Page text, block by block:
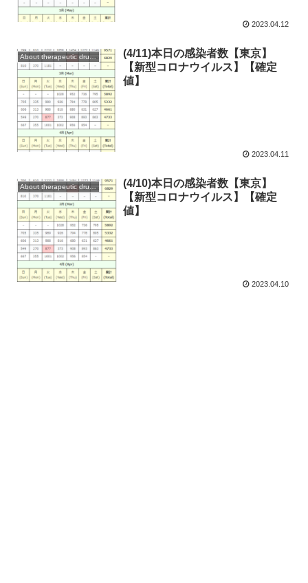
2023.04.12
About therapeutic drugs and vaccines
(4/11)本日の感染者数【東京】
【新型コロナウイルス】【確定
値】
2023.04.11
About therapeutic drugs and vaccines
(4/10)本日の感染者数【東京】
【新型コロナウイルス】【確定
値】
2023.04.10